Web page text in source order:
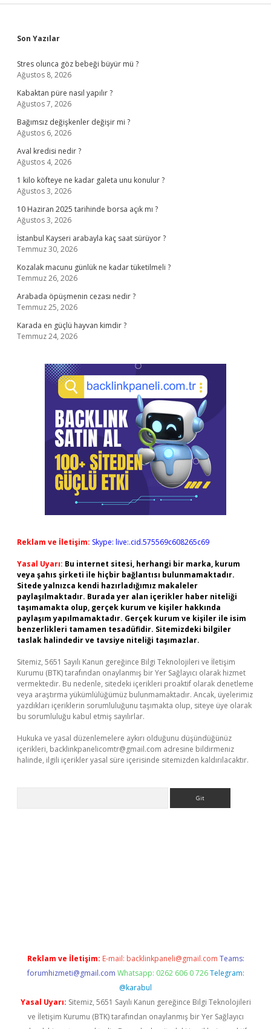
Sidebar
Son Yazılar
Stres olunca göz bebeği büyür mü ?
Ağustos 8, 2026
Kabaktan püre nasıl yapılır ?
Ağustos 7, 2026
Bağımsız değişkenler değişir mi ?
Ağustos 6, 2026
Aval kredisi nedir ?
Ağustos 4, 2026
1 kilo köfteye ne kadar galeta unu konulur ?
Ağustos 3, 2026
10 Haziran 2025 tarihinde borsa açık mı ?
Ağustos 3, 2026
İstanbul Kayseri arabayla kaç saat sürüyor ?
Temmuz 30, 2026
Kozalak macunu günlük ne kadar tüketilmeli ?
Temmuz 26, 2026
Arabada öpüşmenin cezası nedir ?
Temmuz 25, 2026
Karada en güçlü hayvan kimdir ?
Temmuz 24, 2026
Reklam ve İletişim: Skype: live:.cid.575569c608265c69
Yasal Uyarı: Bu internet sitesi, herhangi bir marka, kurum
veya şahıs şirketi ile hiçbir bağlantısı bulunmamaktadır.
Sitede yalnızca kendi hazırladığımız makaleler
paylaşılmaktadır. Burada yer alan içerikler haber niteliği
taşımamakta olup, gerçek kurum ve kişiler hakkında
paylaşım yapılmamaktadır. Gerçek kurum ve kişiler ile isim
benzerlikleri tamamen tesadüfidir. Sitemizdeki bilgiler
taslak halindedir ve tavsiye niteliği taşımazlar.
Sitemiz, 5651 Sayılı Kanun gereğince Bilgi Teknolojileri ve İletişim
Kurumu (BTK) tarafından onaylanmış bir Yer Sağlayıcı olarak hizmet
vermektedir. Bu nedenle, sitedeki içerikleri proaktif olarak denetleme
veya araştırma yükümlülüğümüz bulunmamaktadır. Ancak, üyelerimiz
yazdıkları içeriklerin sorumluluğunu taşımakta olup, siteye üye olarak
bu sorumluluğu kabul etmiş sayılırlar.
Hukuka ve yasal düzenlemelere aykırı olduğunu düşündüğünüz
içerikleri, backlinkpanelicomtr@gmail.com adresine bildirmeniz
halinde, ilgili içerikler yasal süre içerisinde sitemizden kaldırılacaktır.
Reklam ve İletişim: E-mail: backlinkpaneli@gmail.com Teams:
forumhizmeti@gmail.com Whatsapp: 0262 606 0 726 Telegram:
@karabul
Yasal Uyarı: Sitemiz, 5651 Sayılı Kanun gereğince Bilgi Teknolojileri
ve İletişim Kurumu (BTK) tarafından onaylanmış bir Yer Sağlayıcı